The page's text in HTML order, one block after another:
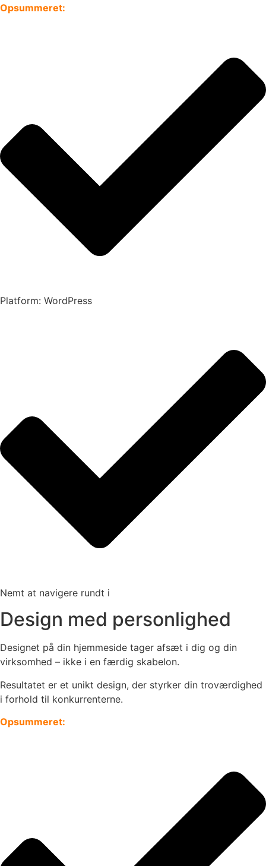
Opsummeret:
Platform: WordPress
Nemt at navigere rundt i
Design med personlighed
Designet på din hjemmeside tager afsæt i dig og din
virksomhed – ikke i en færdig skabelon.
Resultatet er et unikt design, der styrker din troværdighed
i forhold til konkurrenterne.
Opsummeret: